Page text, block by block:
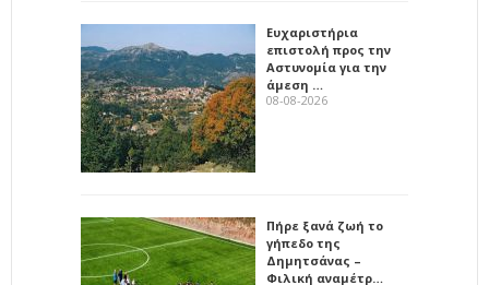
Ευχαριστήρια
επιστολή προς την
Αστυνομία για την
άμεση …
08-08-2026
Πήρε ξανά ζωή το
γήπεδο της
Δημητσάνας –
Φιλική αναμέτρ…